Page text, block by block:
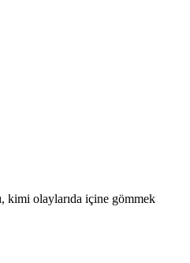
kimi olaylarıda içine gömmek